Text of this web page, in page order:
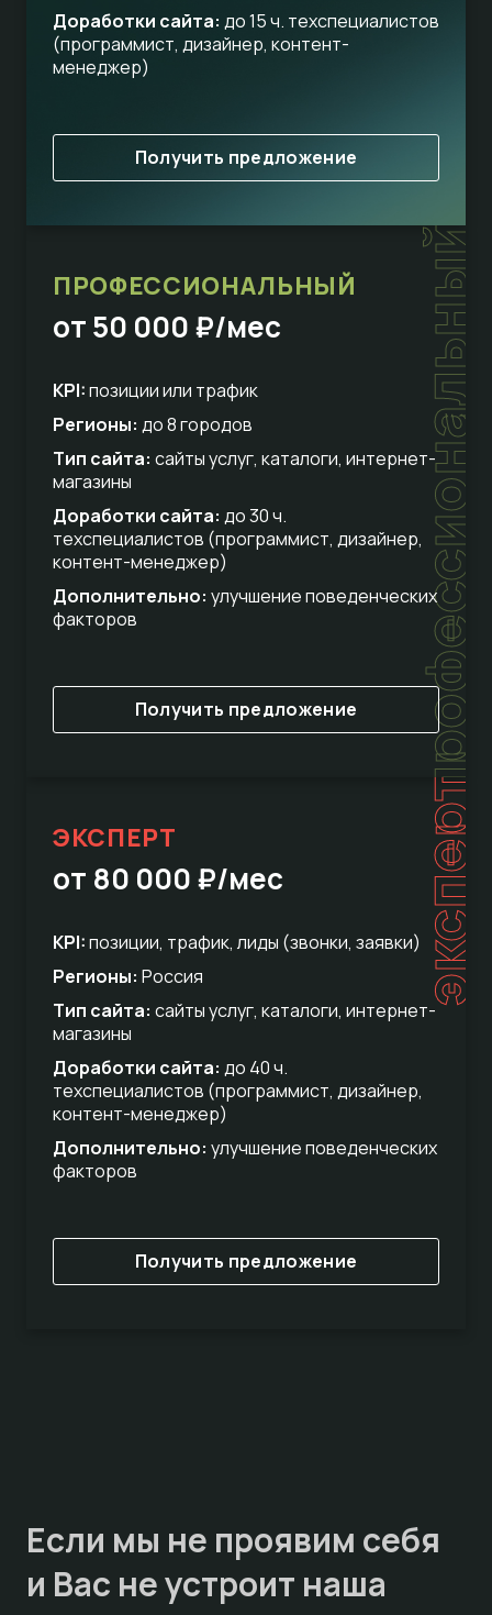
Доработки сайта: до 15 ч. техспециалистов
(программист, дизайнер, контент-
менеджер)
Получить предложение
профессиональный
ПРОФЕССИОНАЛЬНЫЙ
от 50 000 ₽/мес
KPI:позиции или трафик
Регионы: до 8 городов
Тип сайта: сайты услуг, каталоги, интернет-
магазины
Доработки сайта: до 30 ч.
техспециалистов (программист, дизайнер,
контент-менеджер)
Дополнительно: улучшение поведенческих
факторов
Получить предложение
эксперт
ЭКСПЕРТ
от 80 000 ₽/мес
KPI:позиции, трафик, лиды (звонки, заявки)
Регионы: Россия
Тип сайта: сайты услуг, каталоги, интернет-
магазины
Доработки сайта: до 40 ч.
техспециалистов (программист, дизайнер,
контент-менеджер)
Дополнительно: улучшение поведенческих
факторов
Получить предложение
Если мы не проявим себя
и Вас не устроит наша